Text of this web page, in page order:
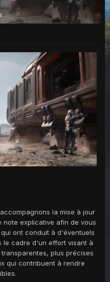
la mise à jour
explicative afin de vous
ont conduit à d'éventuels
le cadre d'un effort visant à
plus précises
qui contribuent à rendre